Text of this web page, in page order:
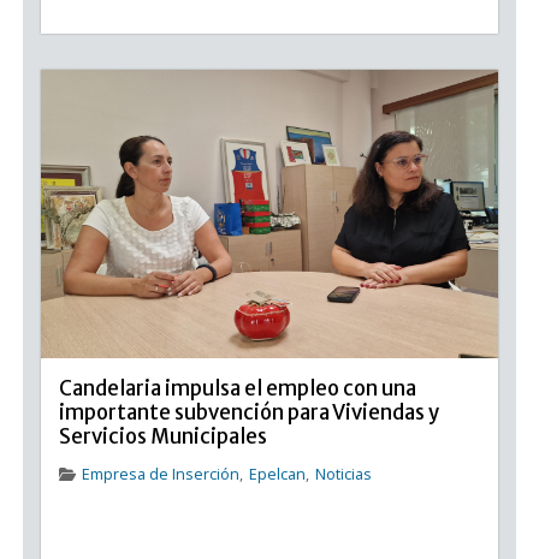
Candelaria impulsa el empleo con una
importante subvención para Viviendas y
Servicios Municipales
Empresa de Inserción, Epelcan, Noticias